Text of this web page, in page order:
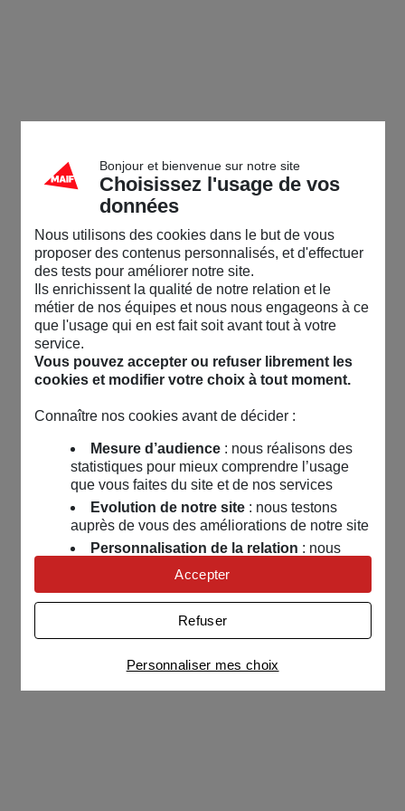
Bonjour et bienvenue sur notre site
Choisissez l'usage de vos
données
Nous utilisons des cookies dans le but de vous
proposer des contenus personnalisés, et d'effectuer
des tests pour améliorer notre site.
Ils enrichissent la qualité de notre relation et le
métier de nos équipes et nous nous engageons à ce
que l'usage qui en est fait soit avant tout à votre
service.
Vous pouvez accepter ou refuser librement les
cookies et modifier votre choix à tout moment.
Connaître nos cookies avant de décider :
Mesure d’audience: nous réalisons des
statistiques pour mieux comprendre l’usage
que vous faites du site et de nos services
Evolution de notre site: nous testons
auprès de vous des améliorations de notre site
Personnalisation de la relation : nous
nous servons de cookies pour adapter nos
contenus et personnaliser nos offres
Univers publicitaire: nous utilisons avec
nos partenaires des cookies pour afficher des
publicités personnalisées
Connaître notre politique cookies et la liste de nos
partenaires
Personnaliser mes choix
Refuser
Accepter